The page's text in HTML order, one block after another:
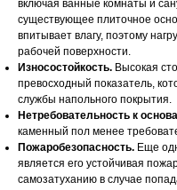
включая ванные комнаты и
существующее плиточное
впитывает влагу, поэтому
рабочей поверхности.
Износостойкость. Высокая
превосходный показатель,
службы напольного покрытия.
Нетребовательность к
каменный пол менее
Пожаробезопасность. Еще
является его устойчивая
самозатуханию в случае